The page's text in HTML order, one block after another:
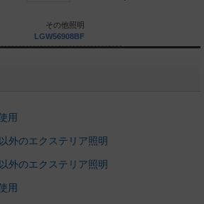
その他照明
LGW56908BF
用
外のエクステリア照明
外のエクステリア照明
用